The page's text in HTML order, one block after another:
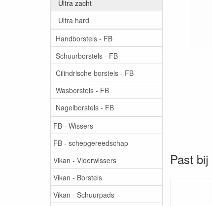
Ultra zacht
Ultra hard
Handborstels - FB
Schuurborstels - FB
Cilindrische borstels - FB
Wasborstels - FB
Nagelborstels - FB
FB - Wissers
FB - schepgereedschap
Vikan - Vloerwissers
Vikan - Borstels
Vikan - Schuurpads
Past